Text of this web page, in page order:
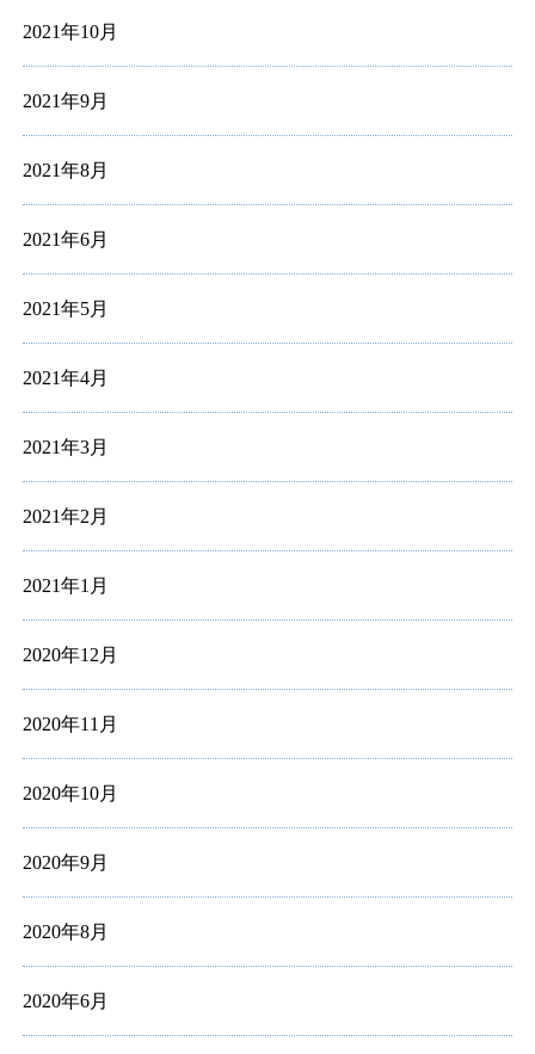
2021年10月
2021年9月
2021年8月
2021年6月
2021年5月
2021年4月
2021年3月
2021年2月
2021年1月
2020年12月
2020年11月
2020年10月
2020年9月
2020年8月
2020年6月